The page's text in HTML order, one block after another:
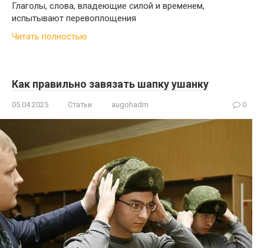
Глаголы, слова, владеющие силой и временем,
испытывают перевоплощения
Читать полностью
Как правильно завязать шапку ушанку
05.04.2025 Статьи augohadm 0